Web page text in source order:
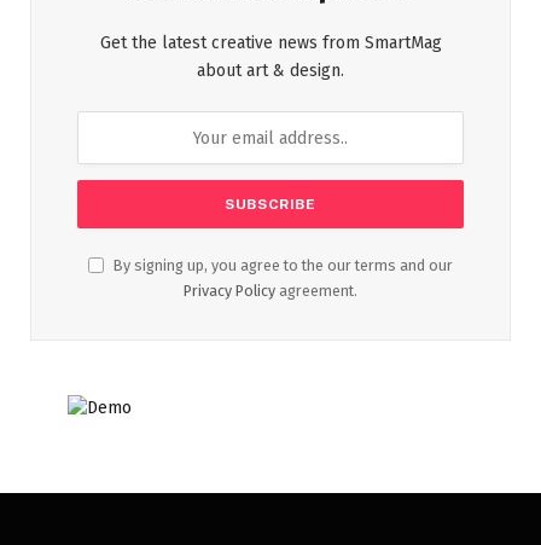
Get the latest creative news from SmartMag
about art & design.
By signing up, you agree to the our terms and our
Privacy Policy agreement.